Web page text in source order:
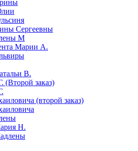
Сергеевны
М
Марии А.
В.
(Второй заказ)
(второй заказ)
Н.